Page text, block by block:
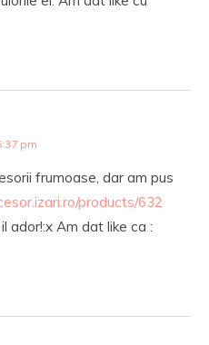
pm
frumoase, dar am pus
products/632
ador!:x Am dat like ca :